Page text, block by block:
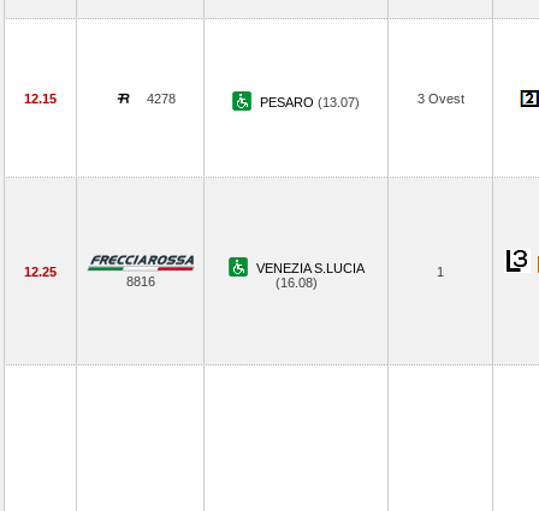
12.15 4278 PESARO (13.07) 3 Ovest
12.25
8816
VENEZIA S.LUCIA
(16.08)
1